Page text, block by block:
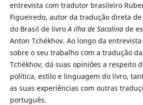
entrevista com tradutor brasileiro
Figueiredo, autor da tradução direta
do Brasil de livroA ilha de Sacalinade
Anton Tchékhov. Ao longo da
sobre o seu trabalho com a tradução
Tchékhov, dá suas opiniôes a respeito
política, estilo e linguagem do livro,
as suas experiências com outras
português.